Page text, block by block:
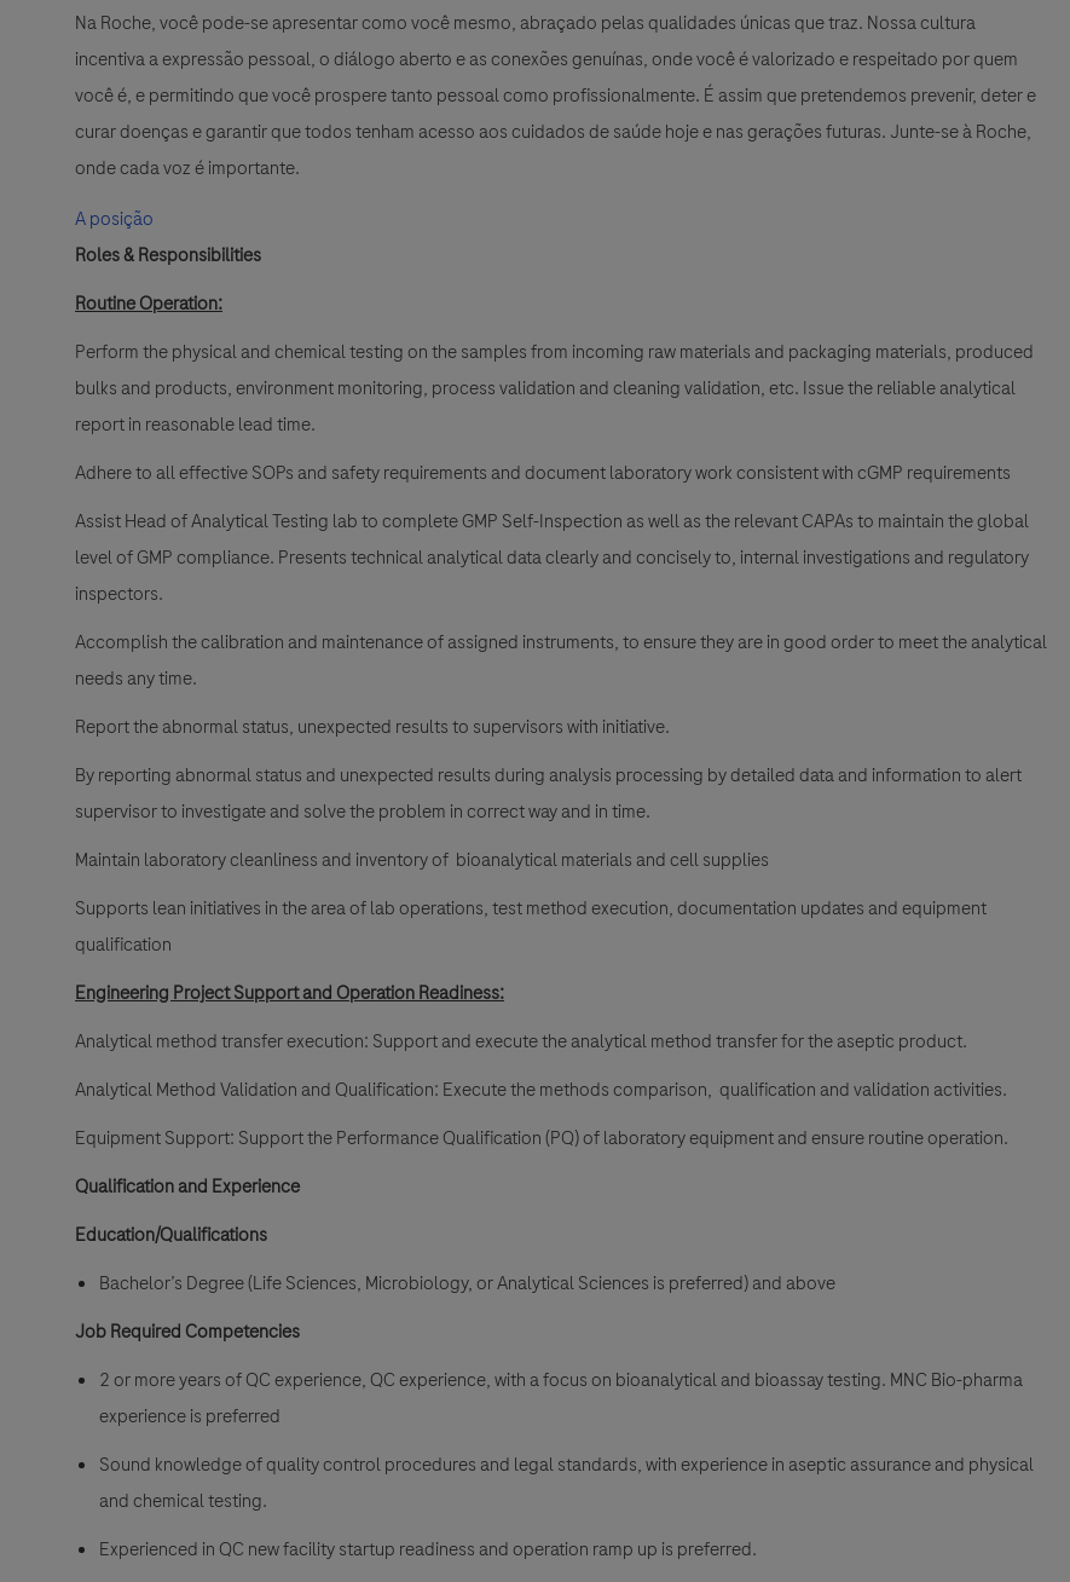
Na Roche, você pode-se apresentar como você mesmo, abraçado pelas qualidades únicas que traz. Nossa cultura
incentiva a expressão pessoal, o diálogo aberto e as conexões genuínas, onde você é valorizado e respeitado por quem
você é, e permitindo que você prospere tanto pessoal como profissionalmente. É assim que pretendemos prevenir, deter e
curar doenças e garantir que todos tenham acesso aos cuidados de saúde hoje e nas gerações futuras. Junte-se à Roche,
onde cada voz é importante.
A posição
Roles & Responsibilities
Routine Operation:
Perform the physical and chemical testing on the samples from incoming raw materials and packaging materials, produced
bulks and products, environment monitoring, process validation and cleaning validation, etc. Issue the reliable analytical
report in reasonable lead time.
Adhere to all effective SOPs and safety requirements and document laboratory work consistent with cGMP requirements
Assist Head of Analytical Testing lab to complete GMP Self-Inspection as well as the relevant CAPAs to maintain the global
level of GMP compliance. Presents technical analytical data clearly and concisely to, internal investigations and regulatory
inspectors.
Accomplish the calibration and maintenance of assigned instruments, to ensure they are in good order to meet the analytical
needs any time.
Report the abnormal status, unexpected results to supervisors with initiative.
By reporting abnormal status and unexpected results during analysis processing by detailed data and information to alert
supervisor to investigate and solve the problem in correct way and in time.
Maintain laboratory cleanliness and inventory of bioanalytical materials and cell supplies
Supports lean initiatives in the area of lab operations, test method execution, documentation updates and equipment
qualification
Engineering Project Support and Operation Readiness:
Analytical method transfer execution: Support and execute the analytical method transfer for the aseptic product.
Analytical Method Validation and Qualification: Execute the methods comparison, qualification and validation activities.
Equipment Support: Support the Performance Qualification (PQ) of laboratory equipment and ensure routine operation.
Qualification and Experience
Education/Qualifications
Bachelor’s Degree (Life Sciences, Microbiology, or Analytical Sciences is preferred) and above
Job Required Competencies
2 or more years of QC experience, QC experience, with a focus on bioanalytical and bioassay testing. MNC Bio-pharma
experience is preferred
Sound knowledge of quality control procedures and legal standards, with experience in aseptic assurance and physical
and chemical testing.
Experienced in QC new facility startup readiness and operation ramp up is preferred.